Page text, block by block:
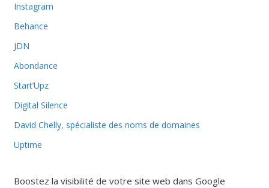
Instagram
Behance
JDN
Abondance
Start’Upz
Digital Silence
David Chelly, spécialiste des noms de domaines
Uptime
Boostez la visibilité de votre site web dans Google